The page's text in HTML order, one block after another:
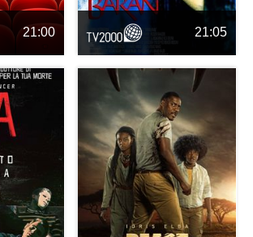
21:00 21:05